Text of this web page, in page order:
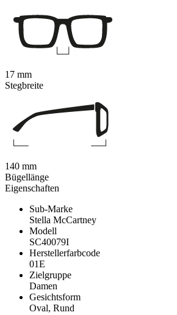
Eigenschaften
Sub-Marke
Stella McCartney
Modell
SC40079I
Herstellerfarbcode
01E
Zielgruppe
Damen
Gesichtsform
Oval, Rund
17 mm
Stegbreite
140 mm
Bügellänge